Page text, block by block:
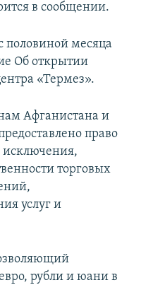
в сообщении.
половиной месяца
Об открытии
«Термез».
Афганистана и
право
исключения,
торговых
услуг и
рубли и юани в